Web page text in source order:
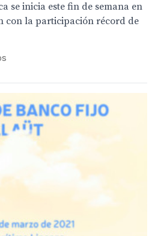
se inicia este fin de semana en
con la participación récord de